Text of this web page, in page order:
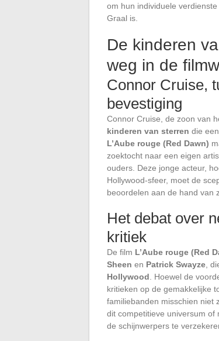
om hun individuele
Graal is.
De kinderen
weg in de
Connor Cruise,
bevestiging
Connor Cruise, de zoon van
kinderen van sterren die
L’Aube rouge (Red Dawn)
zoektocht naar een eigen
ouders. Deze jonge acteur,
Hollywood-sfeer, moet de
beoordelen aan de hand van
Het debat over
kritiek
De film L’Aube rouge (Red
Sheen en Patrick Swayze ,
Hollywood . Hoewel de
kritieken op de gemakkelijke
familiebanden misschien niet
dit competitieve universum
de schijnwerpers te